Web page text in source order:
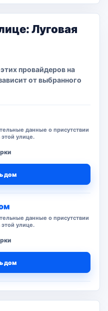
Луговая
провайдеров на
от выбранного
данные о присутствии
улице.
дом
данные о присутствии
улице.
дом